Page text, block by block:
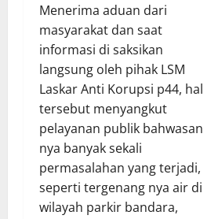
Menerima aduan dari
masyarakat dan saat
informasi di saksikan
langsung oleh pihak LSM
Laskar Anti Korupsi p44, hal
tersebut menyangkut
pelayanan publik bahwasan
nya banyak sekali
permasalahan yang terjadi,
seperti tergenang nya air di
wilayah parkir bandara,